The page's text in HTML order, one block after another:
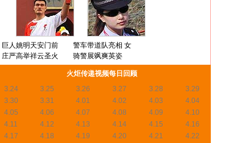
巨人姚明天安门前
庄严高举祥云圣火
警车带道队亮相 女
骑警展飒爽英姿
火炬传递视频每日回顾
3.24
3.25 3.26 3.27 3.28
3.29
3.30
3.31 4.01 4.02 4.03
4.04
4.05
4.06 4.07 4.08 4.09
4.10
4.11
4.12 4.13 4.14 4.15
4.16
4.17
4.18 4.19 4.20 4.21
4.22